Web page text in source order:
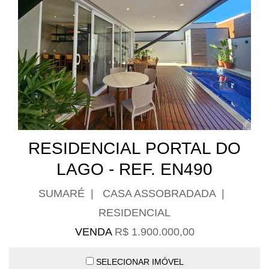
RESIDENCIAL PORTAL DO
LAGO - REF. EN490
SUMARÉ | CASA ASSOBRADADA |
RESIDENCIAL
VENDAR$ 1.900.000,00
SELECIONAR IMÓVEL